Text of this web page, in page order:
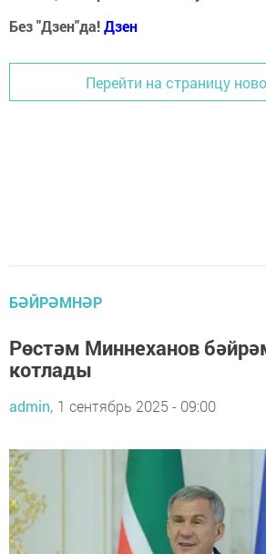
Без "Дзен"да!Дзен
Перейти на страницу
БӘЙРӘМНӘР
Рөстәм Миннеханов
котлады
admin, 1 сентябрь 2025 - 09:00